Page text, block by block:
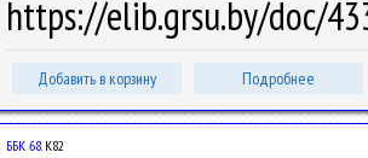
https://elib.grsu.by/doc/
Добавить в корзину Подробнее
ББК 68.К82